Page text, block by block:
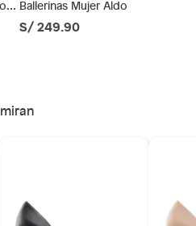
Atocongo.
como alimentos, bebidas,
alimenticios, vitaminas.
empaques, etiquetas o sellos.
instalados.
Ballerinas Mujer Aldo
S/ 249.90